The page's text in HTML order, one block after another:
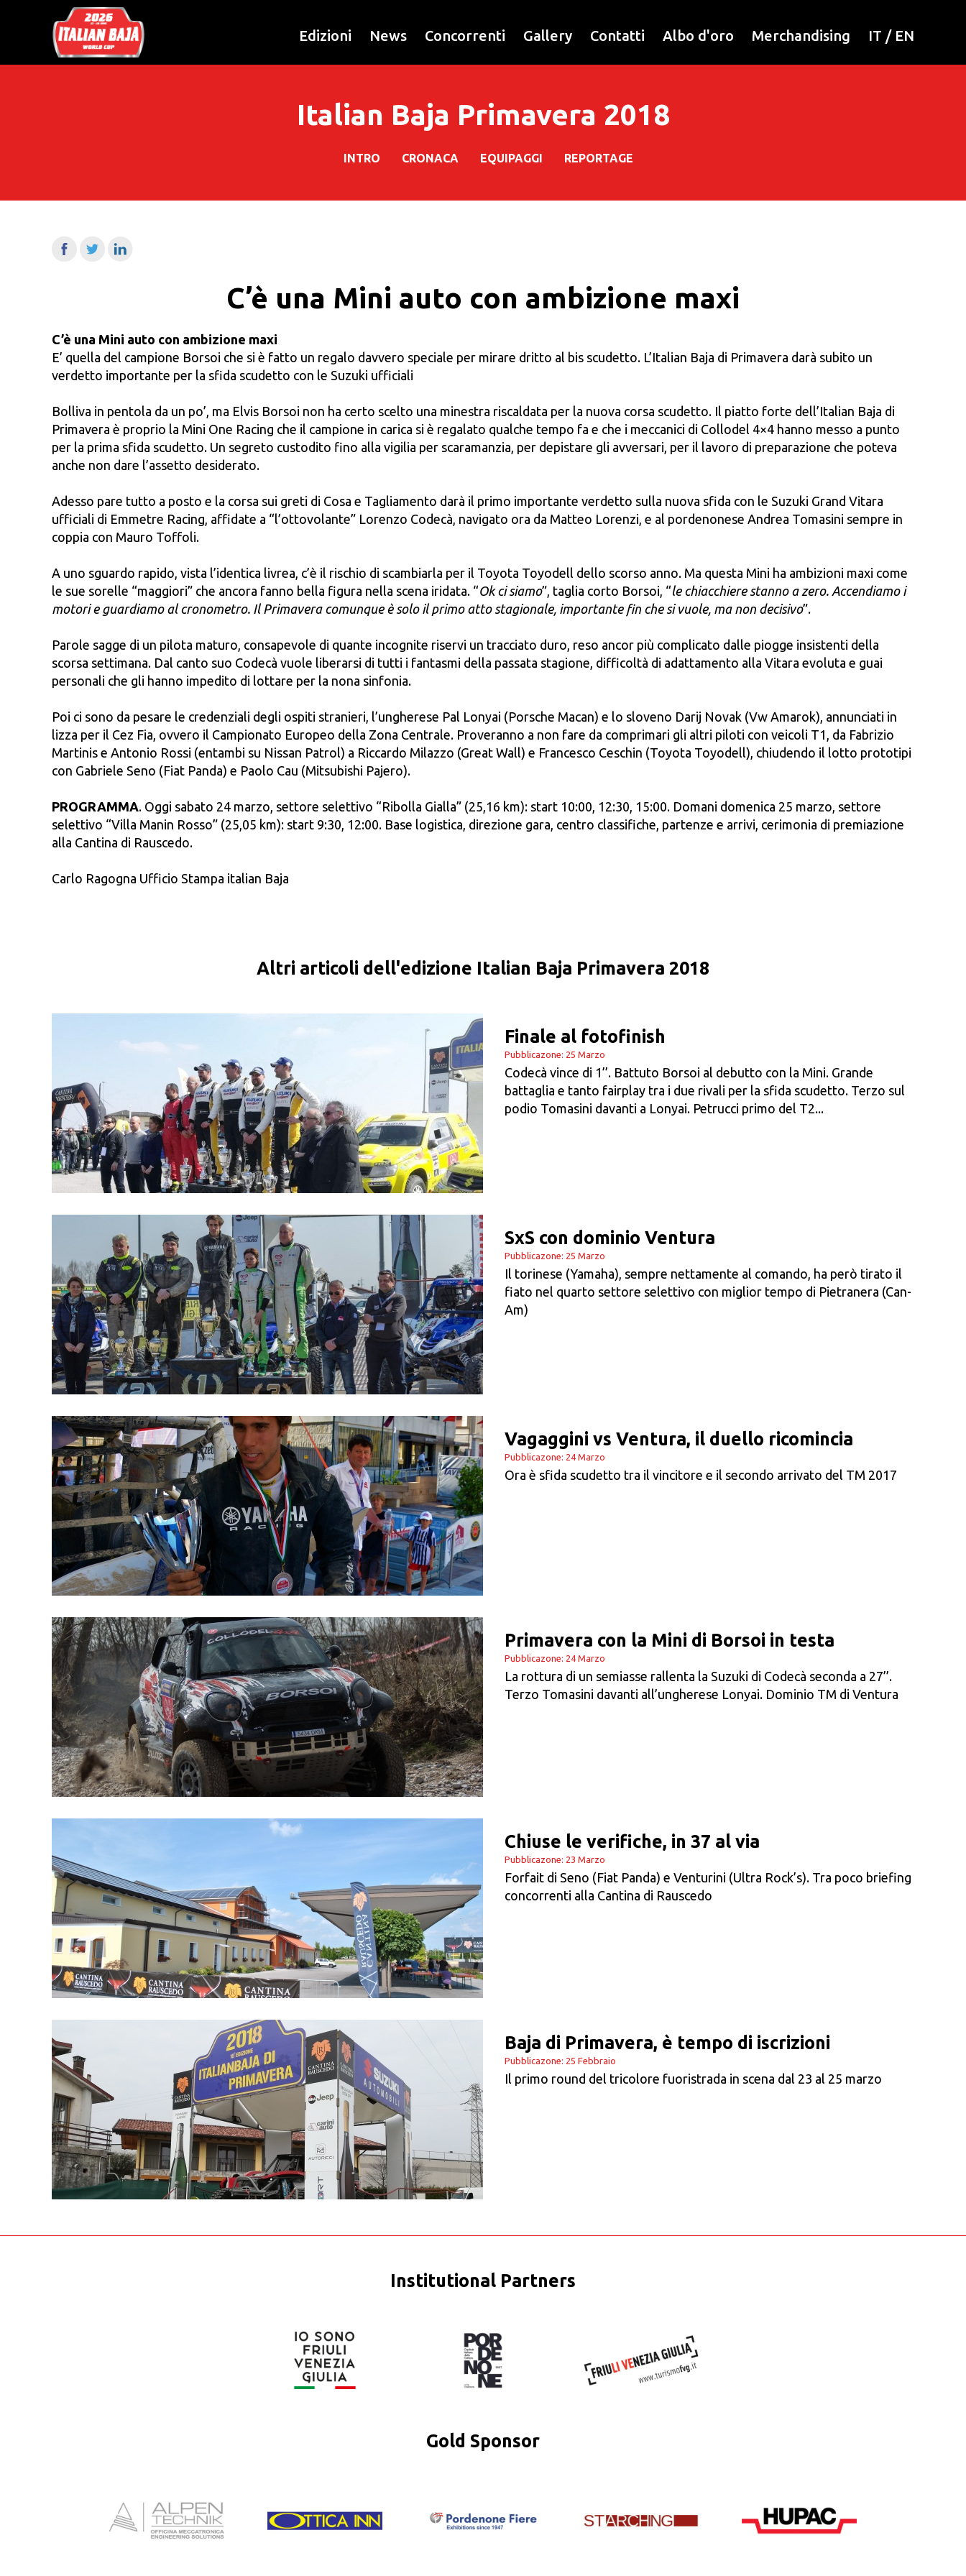
Edizioni News Concorrenti Gallery Contatti Albo d'oro Merchandising IT / EN
Italian Baja Primavera 2018
INTRO CRONACA EQUIPAGGI REPORTAGE
C’è una Mini auto con ambizione maxi
C’è una Mini auto con ambizione maxi
E’ quella del campione Borsoi che si è fatto un regalo davvero speciale per mirare dritto al bis scudetto. L’Italian Baja di Primavera darà subito un
verdetto importante per la sfida scudetto con le Suzuki ufficiali
Bolliva in pentola da un po’, ma Elvis Borsoi non ha certo scelto una minestra riscaldata per la nuova corsa scudetto. Il piatto forte dell’Italian Baja di
Primavera è proprio la Mini One Racing che il campione in carica si è regalato qualche tempo fa e che i meccanici di Collodel 4×4 hanno messo a punto
per la prima sfida scudetto. Un segreto custodito fino alla vigilia per scaramanzia, per depistare gli avversari, per il lavoro di preparazione che poteva
anche non dare l’assetto desiderato.
Adesso pare tutto a posto e la corsa sui greti di Cosa e Tagliamento darà il primo importante verdetto sulla nuova sfida con le Suzuki Grand Vitara
ufficiali di Emmetre Racing, affidate a “l’ottovolante” Lorenzo Codecà, navigato ora da Matteo Lorenzi, e al pordenonese Andrea Tomasini sempre in
coppia con Mauro Toffoli.
A uno sguardo rapido, vista l’identica livrea, c’è il rischio di scambiarla per il Toyota Toyodell dello scorso anno. Ma questa Mini ha ambizioni maxi come
le sue sorelle “maggiori” che ancora fanno bella figura nella scena iridata. “Ok ci siamo”, taglia corto Borsoi, “le chiacchiere stanno a zero. Accendiamo i
motori e guardiamo al cronometro. Il Primavera comunque è solo il primo atto stagionale, importante fin che si vuole, ma non decisivo”.
Parole sagge di un pilota maturo, consapevole di quante incognite riservi un tracciato duro, reso ancor più complicato dalle piogge insistenti della
scorsa settimana. Dal canto suo Codecà vuole liberarsi di tutti i fantasmi della passata stagione, difficoltà di adattamento alla Vitara evoluta e guai
personali che gli hanno impedito di lottare per la nona sinfonia.
Poi ci sono da pesare le credenziali degli ospiti stranieri, l’ungherese Pal Lonyai (Porsche Macan) e lo sloveno Darij Novak (Vw Amarok), annunciati in
lizza per il Cez Fia, ovvero il Campionato Europeo della Zona Centrale. Proveranno a non fare da comprimari gli altri piloti con veicoli T1, da Fabrizio
Martinis e Antonio Rossi (entambi su Nissan Patrol) a Riccardo Milazzo (Great Wall) e Francesco Ceschin (Toyota Toyodell), chiudendo il lotto prototipi
con Gabriele Seno (Fiat Panda) e Paolo Cau (Mitsubishi Pajero).
PROGRAMMA. Oggi sabato 24 marzo, settore selettivo “Ribolla Gialla” (25,16 km): start 10:00, 12:30, 15:00. Domani domenica 25 marzo, settore
selettivo “Villa Manin Rosso” (25,05 km): start 9:30, 12:00. Base logistica, direzione gara, centro classifiche, partenze e arrivi, cerimonia di premiazione
alla Cantina di Rauscedo.
Carlo Ragogna Ufficio Stampa italian Baja
Altri articoli dell'edizione Italian Baja Primavera 2018
Finale al fotofinish
Pubblicazone: 25 Marzo
Codecà vince di 1’’. Battuto Borsoi al debutto con la Mini. Grande
battaglia e tanto fairplay tra i due rivali per la sfida scudetto. Terzo sul
podio Tomasini davanti a Lonyai. Petrucci primo del T2...
SxS con dominio Ventura
Pubblicazone: 25 Marzo
Il torinese (Yamaha), sempre nettamente al comando, ha però tirato il
fiato nel quarto settore selettivo con miglior tempo di Pietranera (Can-
Am)
Vagaggini vs Ventura, il duello ricomincia
Pubblicazone: 24 Marzo
Ora è sfida scudetto tra il vincitore e il secondo arrivato del TM 2017
Primavera con la Mini di Borsoi in testa
Pubblicazone: 24 Marzo
La rottura di un semiasse rallenta la Suzuki di Codecà seconda a 27’’.
Terzo Tomasini davanti all’ungherese Lonyai. Dominio TM di Ventura
Chiuse le verifiche, in 37 al via
Pubblicazone: 23 Marzo
Forfait di Seno (Fiat Panda) e Venturini (Ultra Rock’s). Tra poco briefing
concorrenti alla Cantina di Rauscedo
Baja di Primavera, è tempo di iscrizioni
Pubblicazone: 25 Febbraio
Il primo round del tricolore fuoristrada in scena dal 23 al 25 marzo
Institutional Partners
Gold Sponsor